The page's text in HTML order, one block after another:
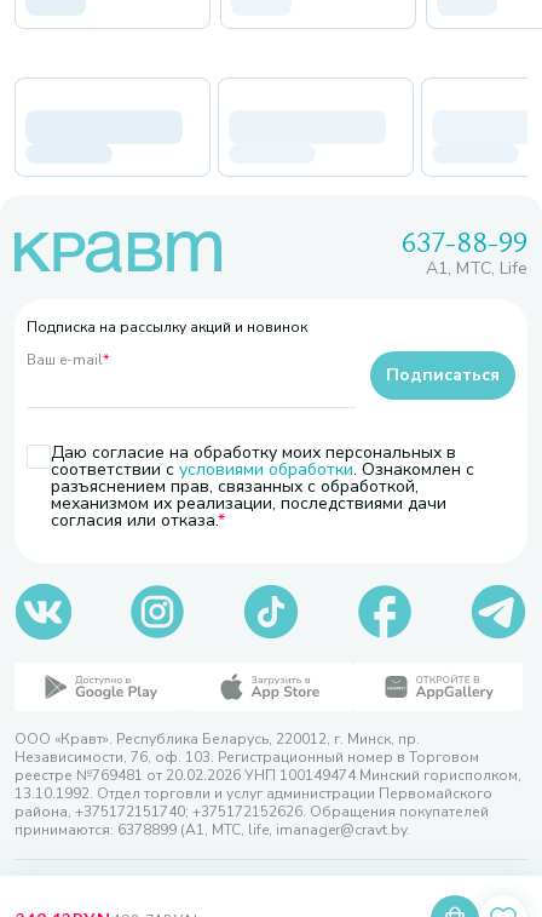
637-88-99
A1, МТС, Life
Подписка на рассылку акций и новинок
Ваш e-mail*
Даю согласие на обработку моих персональных в
соответствии с условиями обработки. Ознакомлен с
разъяснением прав, связанных с обработкой,
механизмом их реализации, последствиями дачи
согласия или отказа.
Подписаться
ООО «Кравт». Республика Беларусь, 220012, г. Минск, пр.
Независимости, 76, оф. 103. Регистрационный номер в Торговом
реестре №769481 от 20.02.2026 УНП 100149474 Минский горисполком,
13.10.1992. Отдел торговли и услуг администрации Первомайского
района, +375172151740; +375172152626. Обращения покупателей
принимаются: 6378899 (А1, МТС, life, imanager@cravt.by.
Разработка сайта — SLAM